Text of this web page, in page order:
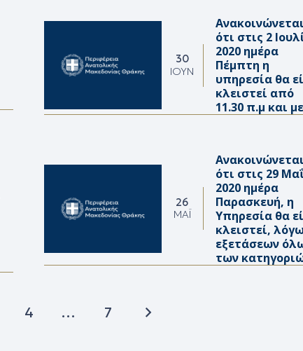
30
ΙΟΎΝ
Ανακοινώνεται
ότι στις 2
2020 ημέρα
Πέμπτη η
υπηρεσία θα
κλειστεί από
11.30 π.μ και
26
ΜΆΙ
Ανακοινώνεται
ότι στις 29
2020 ημέρα
Παρασκευή, η
Υπηρεσία θα
κλειστεί,
εξετάσεων
των
4 … 7